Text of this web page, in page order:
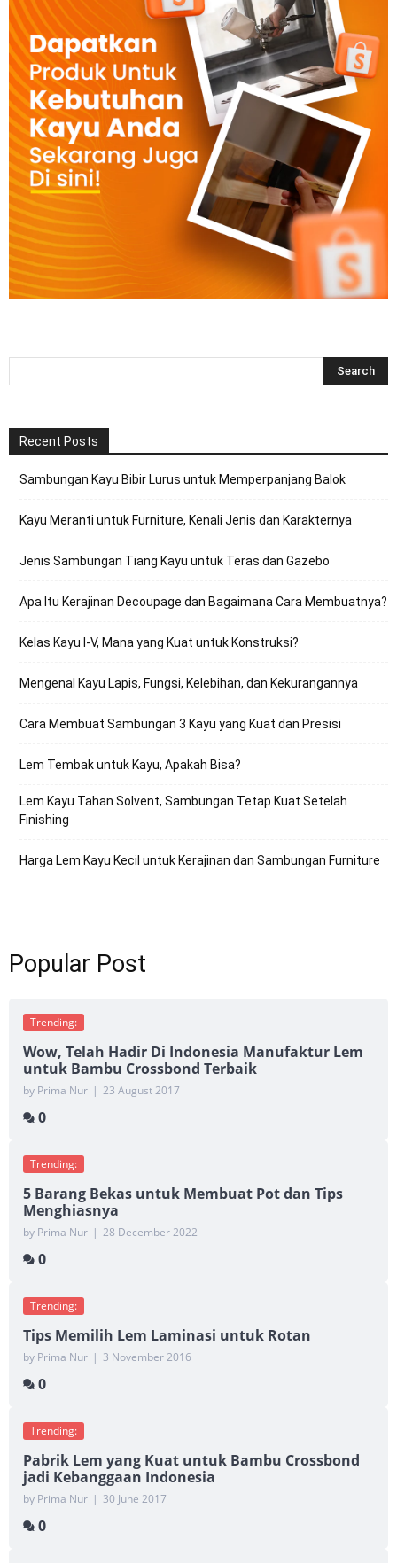
Recent Posts
Sambungan Kayu Bibir Lurus untuk Memperpanjang Balok
Kayu Meranti untuk Furniture, Kenali Jenis dan Karakternya
Jenis Sambungan Tiang Kayu untuk Teras dan Gazebo
Apa Itu Kerajinan Decoupage dan Bagaimana Cara Membuatnya?
Kelas Kayu I-V, Mana yang Kuat untuk Konstruksi?
Mengenal Kayu Lapis, Fungsi, Kelebihan, dan Kekurangannya
Cara Membuat Sambungan 3 Kayu yang Kuat dan Presisi
Lem Tembak untuk Kayu, Apakah Bisa?
Lem Kayu Tahan Solvent, Sambungan Tetap Kuat Setelah
Finishing
Harga Lem Kayu Kecil untuk Kerajinan dan Sambungan Furniture
Popular Post
Trending:
Wow, Telah Hadir Di Indonesia Manufaktur Lem
untuk Bambu Crossbond Terbaik
by Prima Nur | 23 August 2017
0
Trending:
5 Barang Bekas untuk Membuat Pot dan Tips
Menghiasnya
by Prima Nur | 28 December 2022
0
Trending:
Tips Memilih Lem Laminasi untuk Rotan
by Prima Nur | 3 November 2016
0
Trending:
Pabrik Lem yang Kuat untuk Bambu Crossbond
jadi Kebanggaan Indonesia
by Prima Nur | 30 June 2017
0